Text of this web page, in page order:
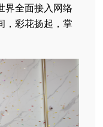
界全面接入网络
，彩花扬起，掌